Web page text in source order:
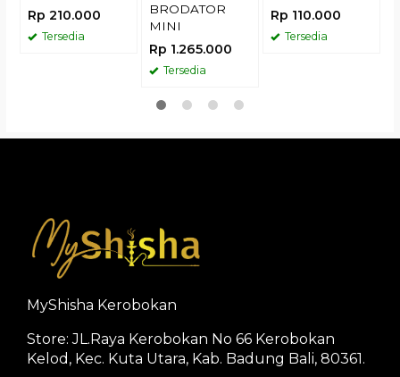
Rp 210.000
Tersedia
BRODATOR
MINI
Rp 1.265.000
Tersedia
Rp 110.000
Tersedia
MyShisha Kerobokan
Store: JL.Raya Kerobokan No 66 Kerobokan
Kelod, Kec. Kuta Utara, Kab. Badung Bali, 80361.